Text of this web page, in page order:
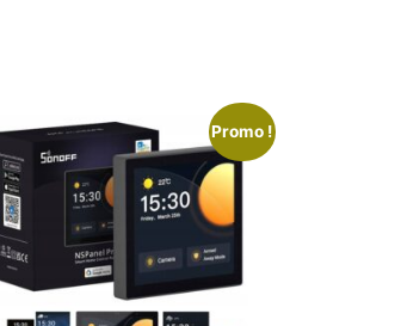
Promo !